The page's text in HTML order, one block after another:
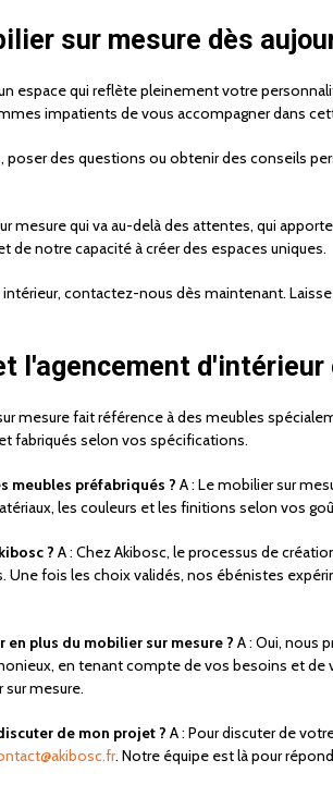
sur mesure dès
espace qui reflète pleinement votre
impatients de vous accompagner dans
des questions ou obtenir des conseils
mesure qui va au-delà des attentes, qui
notre capacité à créer des espaces uniques.
contactez-nous dès maintenant.
l'agencement
mesure fait référence à des meubles
fabriqués selon vos spécifications.
meubles préfabriqués ? A : Le mobilier sur
les couleurs et les finitions selon vos
? A : Chez Akibosc, le processus de
fois les choix validés, nos ébénistes
plus du mobilier sur mesure ? A : Oui, nous
en tenant compte de vos besoins et
mesure.
de mon projet ? A : Pour discuter de
. Notre équipe est là pour